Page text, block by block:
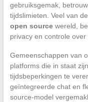
gebruiksgemak,
tijdslimieten. Veel van
open sourcewereld,
privacy en controle
Gemeenschappen van
platforms die in staat
tijdsbeperkingen te
geïntegreerde chat en
source-model